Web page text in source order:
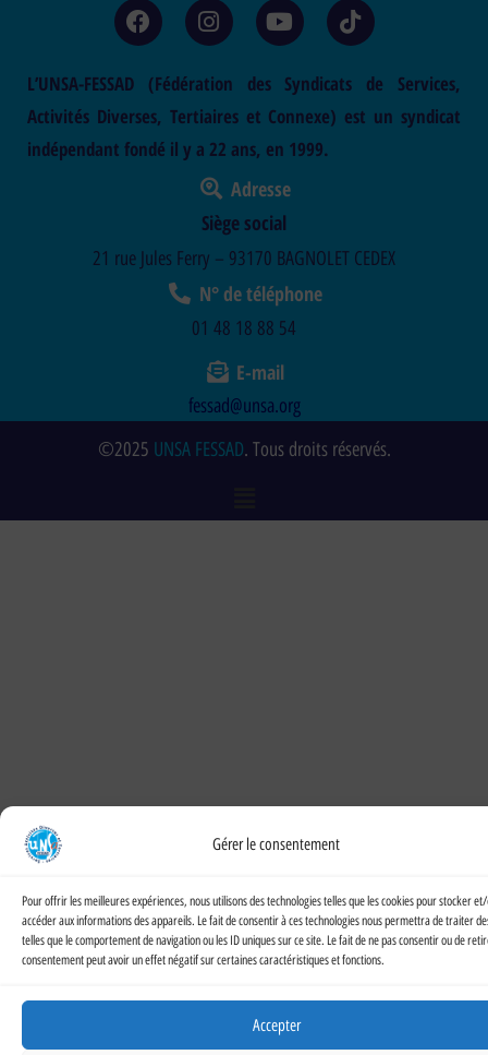
Gérer le consentement
Pour offrir les meilleures expériences, nous utilisons des technologies telles que les cookies pour stocker
accéder aux informations des appareils. Le fait de consentir à ces technologies nous permettra de traiter
telles que le comportement de navigation ou les ID uniques sur ce site. Le fait de ne pas consentir ou de
consentement peut avoir un effet négatif sur certaines caractéristiques et fonctions.
Accepter
L’UNSA-FESSAD (Fédération des Syndicats de Services,
Activités Diverses, Tertiaires et Connexe) est un syndicat
indépendant fondé il y a 22 ans, en 1999.
Adresse
Siège social
21 rue Jules Ferry – 93170 BAGNOLET CEDEX
N° de téléphone
01 48 18 88 54
E-mail
fessad@unsa.org
©2025 UNSA FESSAD. Tous droits réservés.